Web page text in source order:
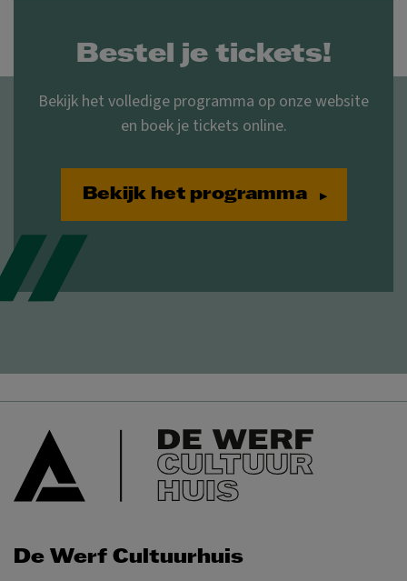
Bestel je tickets!
Bekijk het volledige programma op onze website
en boek je tickets online.
Bekijk het programma
De Werf Cultuurhuis